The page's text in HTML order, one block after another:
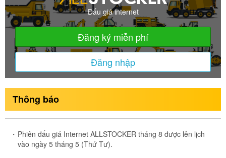
Đấu giá internet
Đăng ký miễn phí
Đăng nhập
Thông báo
Phiên đấu giá Internet ALLSTOCKER tháng 8 được lên lịch
vào ngày 5 tháng 5 (Thứ Tư).